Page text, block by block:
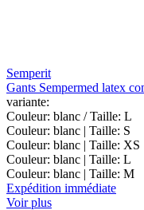
Semperit
Gants Sempermed latex
variante:
Couleur: blanc / Taille: L
Couleur: blanc | Taille: S
Couleur: blanc | Taille: XS
Couleur: blanc | Taille: L
Couleur: blanc | Taille: M
Expédition immédiate
Voir plus